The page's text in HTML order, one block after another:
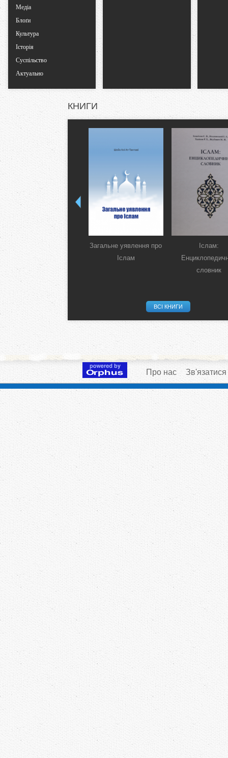
Медіа
Блоґи
Культура
Історія
Суспільство
Актуально
КНИГИ
Загальне уявлення про
Іслам
Іслам:
словник
ВСІ КНИГИ
Про нас